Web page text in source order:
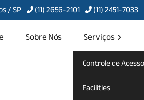
/ SP (11) 2656-2101 (11) 2451-7033
Sobre Nós Serviços
Controle de Acesso
Facilities